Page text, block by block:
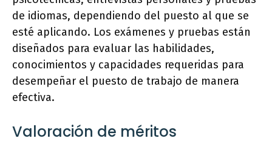
de idiomas, dependiendo del puesto al que se
esté aplicando. Los exámenes y pruebas están
diseñados para evaluar las habilidades,
conocimientos y capacidades requeridas para
desempeñar el puesto de trabajo de manera
efectiva.
Valoración de méritos